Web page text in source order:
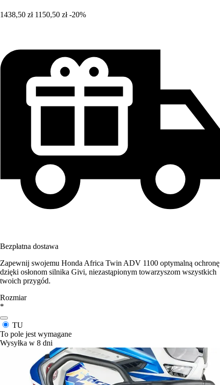
1438,50 zł 1150,50 zł -20%
Bezpłatna dostawa
Zapewnij swojemu Honda Africa Twin ADV 1100 optymalną ochronę
dzięki osłonom silnika Givi, niezastąpionym towarzyszom wszystkich
twoich przygód.
Rozmiar
*
TU
To pole jest wymagane
Wysyłka w 8 dni